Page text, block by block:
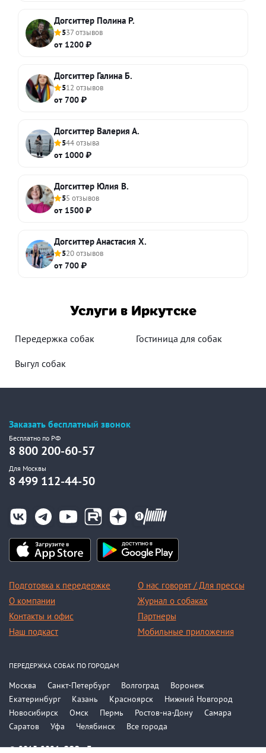
Догситтер Полина Р.
537 отзывов
от 1200 ₽
Догситтер Галина Б.
512 отзывов
от 700 ₽
Догситтер Валерия А.
544 отзыва
от 1000 ₽
Догситтер Юлия В.
55 отзывов
от 1500 ₽
Догситтер Анастасия Х.
520 отзывов
от 700 ₽
Услуги в Иркутске
Передержка собак Гостиница для собак
Выгул собак
Заказать бесплатный звонок
Бесплатно по РФ
8 800 200-60-57
Для Москвы
8 499 112-44-50
Подготовка к передержке
О компании
Контакты и офис
Наш подкаст
О нас говорят / Для прессы
Журнал о собаках
Партнеры
Мобильные приложения
© 2015-2026, ООО «Догси»
ПЕРЕДЕРЖКА СОБАК ПО ГОРОДАМ
Москва Санкт-Петербург Волгоград
Воронеж
Екатеринбург
Казань Красноярск
Нижний Новгород
Новосибирск
Омск Пермь Ростов-на-Дону
Самара
Саратов
Уфа Челябинск Все города